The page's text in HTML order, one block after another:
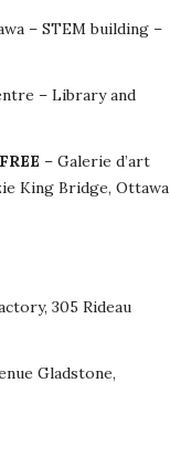
– STEM building –
– Library and
FREE – Galerie d’art
King Bridge, Ottawa
305 Rideau
Gladstone,